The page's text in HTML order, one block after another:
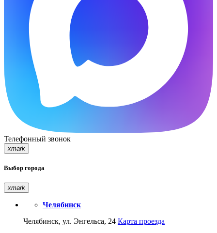
Телефонный звонок
xmark
Выбор города
xmark
Челябинск
Челябинск, ул. Энгельса, 24 Карта проезда